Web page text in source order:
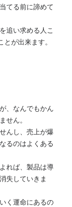
てる前に諦めて
追い求める人こ
が出来ます。
、なんでもかん
せん。
んし、売上が爆
るのはよくある
れば、製品は導
失していきま
く運命にあるの